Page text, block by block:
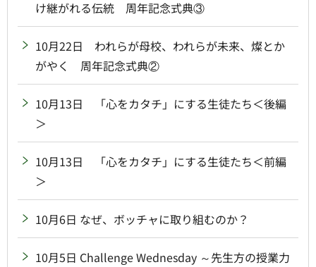
け継がれる伝統 周年記念式典③
10月22日 われらが母校、われらが未来、燦とか
がやく 周年記念式典②
10月13日 「心をカタチ」にする生徒たち＜後編
＞
10月13日 「心をカタチ」にする生徒たち＜前編
＞
10月6日 なぜ、ボッチャに取り組むのか？
10月5日 Challenge Wednesday ～先生方の授業力